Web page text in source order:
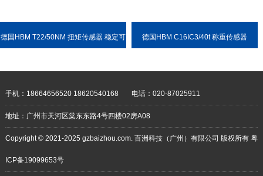
德国HBM T22/50NM 扭矩传感器 稳定可 德国HBM C16IC3/40t 称重传感器
手机：18664656520 18620540168 电话：020-87025911
地址：广州市天河区棠东东路4号四楼02房A08
Copyright © 2021-2025 gzbaizhou.com. 百洲科技（广州）有限公司 版权所有 粤
ICP备19099653号